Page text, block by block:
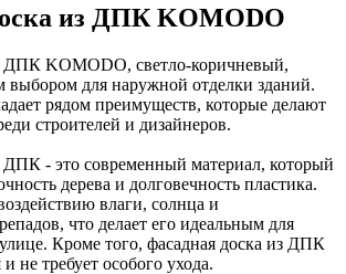
из ДПК KOMODO
ДПК KOMODO, светло-коричневый,
выбором для наружной отделки зданий.
рядом преимуществ, которые делают
строителей и дизайнеров.
ДПК - это современный материал, который
дерева и долговечность пластика.
влаги, солнца и
что делает его идеальным для
Кроме того, фасадная доска из ДПК
не требует особого ухода.